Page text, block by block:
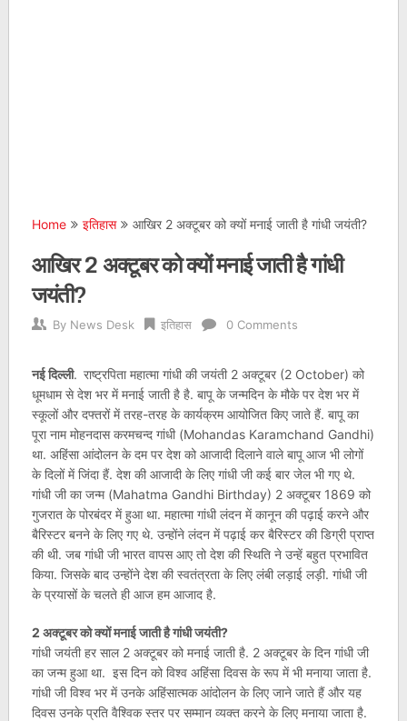
Home इतिहास आखिर 2 अक्टूबर को क्यों मनाई जाती है गांधी जयंती?
आखिर 2 अक्टूबर को क्यों मनाई जाती है गांधी
जयंती?
By News Desk इतिहास 0 Comments
नई दिल्ली. राष्ट्रपिता महात्मा गांधी की जयंती 2 अक्टूबर (2 October) को
धूमधाम से देश भर में मनाई जाती है है. बापू के जन्मदिन के मौके पर देश भर में
स्कूलों और दफ्तरों में तरह-तरह के कार्यक्रम आयोजित किए जाते हैं. बापू का
पूरा नाम मोहनदास करमचन्द गांधी (Mohandas Karamchand Gandhi)
था. अहिंसा आंदोलन के दम पर देश को आजादी दिलाने वाले बापू आज भी लोगों
के दिलों में जिंदा हैं. देश की आजादी के लिए गांधी जी कई बार जेल भी गए थे.
गांधी जी का जन्म (Mahatma Gandhi Birthday) 2 अक्टूबर 1869 को
गुजरात के पोरबंदर में हुआ था. महात्मा गांधी लंदन में कानून की पढ़ाई करने और
बैरिस्टर बनने के लिए गए थे. उन्होंने लंदन में पढ़ाई कर बैरिस्टर की डिग्री प्राप्त
की थी. जब गांधी जी भारत वापस आए तो देश की स्थिति ने उन्हें बहुत प्रभावित
किया. जिसके बाद उन्होंने देश की स्वतंत्रता के लिए लंबी लड़ाई लड़ी. गांधी जी
के प्रयासों के चलते ही आज हम आजाद है.
2 अक्टूबर को क्यों मनाई जाती है गांधी जयंती?
गांधी जयंती हर साल 2 अक्टूबर को मनाई जाती है. 2 अक्टूबर के दिन गांधी जी
का जन्म हुआ था. इस दिन को विश्व अहिंसा दिवस के रूप में भी मनाया जाता है.
गांधी जी विश्व भर में उनके अहिंसात्मक आंदोलन के लिए जाने जाते हैं और यह
दिवस उनके प्रति वैश्विक स्तर पर सम्मान व्यक्त करने के लिए मनाया जाता है.